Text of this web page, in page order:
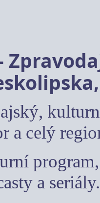
a celý
a seriály.